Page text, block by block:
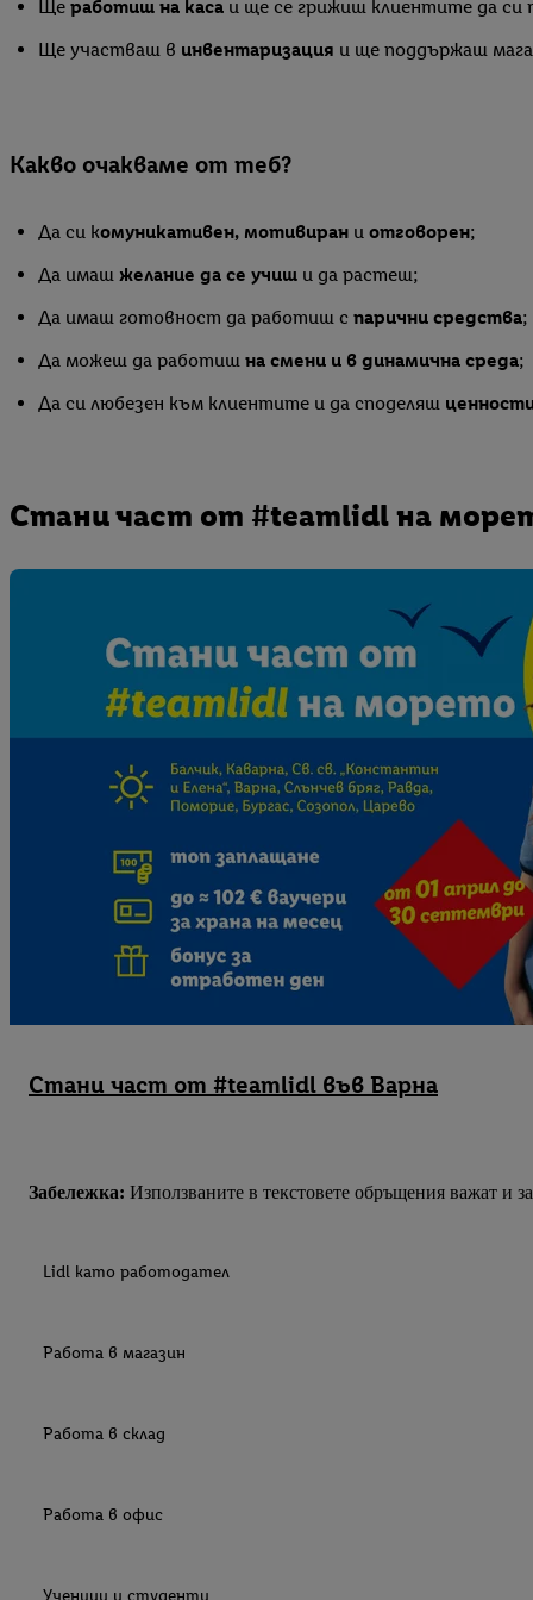
Ще работиш на каса и ще се грижиш клиентите да си
Ще участваш в инвентаризация и ще поддържаш
Какво очакваме от теб?
Да си комуникативен, мотивиран и отговорен;
Да имаш желание да се учиш и да растеш;
Да имаш готовност да работиш с парични средства;
Да можеш да работиш на смени и в динамична среда;
Да си любезен към клиентите и да споделяш
Стани част от #teamlidl на
Стани част от #teamlidl във Варна
Забележка: Използваните в текстовете обръщения важат и
Lidl като работодател
Работа в магазин
Работа в склад
Работа в офис